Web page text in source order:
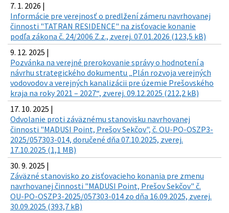
7. 1. 2026 |
Informácie pre verejnosť o predlžení zámeru navrhovanej
činnosti "TATRAN RESIDENCE" na zisťovacie konanie
podľa zákona č. 24/2006 Z.z., zverej. 07.01.2026 (123,5 kB)
9. 12. 2025 |
Pozvánka na verejné prerokovanie správy o hodnotení a
návrhu strategického dokumentu „Plán rozvoja verejných
vodovodov a verejných kanalizácii pre územie Prešovského
kraja na roky 2021 – 2027“, zverej. 09.12.2025 (212,2 kB)
17. 10. 2025 |
Odvolanie proti záväznému stanovisku navrhovanej
činnosti "MADUSI Point, Prešov Sekčov", č. OU-PO-OSZP3-
2025/057303-014, doručené dňa 07.10.2025, zverej.
17.10.2025 (1,1 MB)
30. 9. 2025 |
Záväzné stanovisko zo zisťovacieho konania pre zmenu
navrhovanej činnosti "MADUSI Point, Prešov Sekčov" č.
OU-PO-OSZP3-2025/057303-014 zo dňa 16.09.2025, zverej.
30.09.2025 (393,7 kB)